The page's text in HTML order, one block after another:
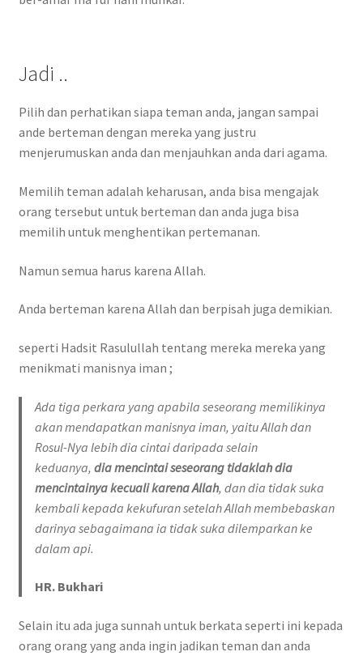
Jadi ..
Pilih dan perhatikan siapa teman anda, jangan sampai
ande berteman dengan mereka yang justru
menjerumuskan anda dan menjauhkan anda dari agama.
Memilih teman adalah keharusan, anda bisa mengajak
orang tersebut untuk berteman dan anda juga bisa
memilih untuk menghentikan pertemanan.
Namun semua harus karena Allah.
Anda berteman karena Allah dan berpisah juga demikian.
seperti Hadsit Rasulullah tentang mereka mereka yang
menikmati manisnya iman ;
Ada tiga perkara yang apabila seseorang memilikinya
akan mendapatkan manisnya iman, yaitu Allah dan
Rosul-Nya lebih dia cintai daripada selain
keduanya, diamencintai seseorang tidaklah dia
mencintainya kecuali karena Allah, dan dia tidak suka
kembali kepada kekufuran setelah Allah membebaskan
darinya sebagaimana ia tidak suka dilemparkan ke
dalam api.
HR. Bukhari
Selain itu ada juga sunnah untuk berkata seperti ini kepada
orang orang yang anda ingin jadikan teman dan anda